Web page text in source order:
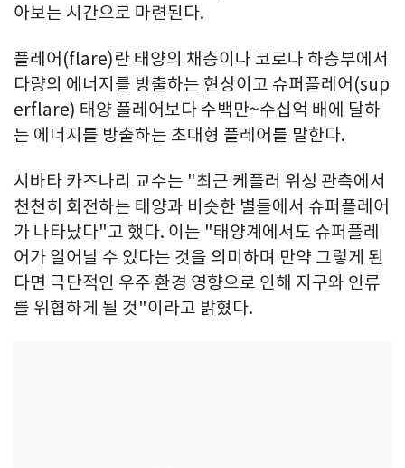
아보는 시간으로 마련된다.
플레어(flare)란 태양의 채층이나 코로나 하층부에서
다량의 에너지를 방출하는 현상이고 슈퍼플레어(sup
erflare) 태양 플레어보다 수백만~수십억 배에 달하
는 에너지를 방출하는 초대형 플레어를 말한다.
시바타 카즈나리 교수는 "최근 케플러 위성 관측에서
천천히 회전하는 태양과 비슷한 별들에서 슈퍼플레어
가 나타났다"고 했다. 이는 "태양계에서도 슈퍼플레
어가 일어날 수 있다는 것을 의미하며 만약 그렇게 된
다면 극단적인 우주 환경 영향으로 인해 지구와 인류
를 위협하게 될 것"이라고 밝혔다.